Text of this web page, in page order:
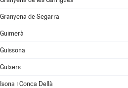
Granyena de Segarra
Guimerà
Guissona
Guixers
Isona i Conca Dellà